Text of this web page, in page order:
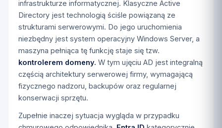
infrastrukturze informatycznej. Klasyczne Active
Directory jest technologią ściśle powiązaną ze
strukturami serwerowymi. Do jego uruchomienia
niezbędny jest system operacyjny Windows Server, a
maszyna pełniąca tę funkcję staje się tzw.
kontrolerem domeny. W tym ujęciu AD jest integralną
częścią architektury serwerowej firmy, wymagającą
fizycznego nadzoru, backupów oraz regularnej
konserwacji sprzętu.
Zupełnie inaczej sytuacja wygląda w przypadku